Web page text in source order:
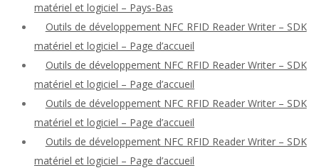
matériel et logiciel – Pays-Bas
Outils de développement NFC RFID Reader Writer – SDK
matériel et logiciel – Page d’accueil
Outils de développement NFC RFID Reader Writer – SDK
matériel et logiciel – Page d’accueil
Outils de développement NFC RFID Reader Writer – SDK
matériel et logiciel – Page d’accueil
Outils de développement NFC RFID Reader Writer – SDK
matériel et logiciel – Page d’accueil